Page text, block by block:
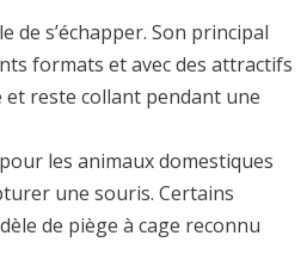
s’échapper. Son principal
formats et avec des attractifs
et reste collant pendant une
les animaux domestiques
une souris. Certains
de piège à cage reconnu